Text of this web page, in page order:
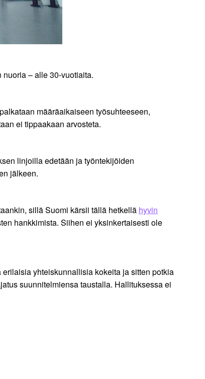
– alle 30-vuotiaita.
määräaikaiseen työsuhteeseen,
ei tippaakaan arvosteta.
linjoilla edetään ja työntekijöiden
jälkeen.
sillä Suomi kärsii tällä hetkellä hyvin
hankkimista. Siihen ei yksinkertaisesti ole
yhteiskunnallisia kokeita ja sitten potkia
suunnitelmiensa taustalla. Hallituksessa ei